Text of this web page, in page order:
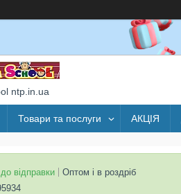
ntp.in.ua
Товари та послуги АКЦІЯ
відправки
Оптом і в роздріб